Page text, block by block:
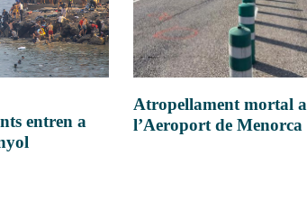
entren a
Atropellament mortal a
l’Aeroport de Menorca